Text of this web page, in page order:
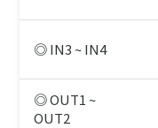
◎ IN3 ~ IN4
◎ OUT1 ~
OUT2